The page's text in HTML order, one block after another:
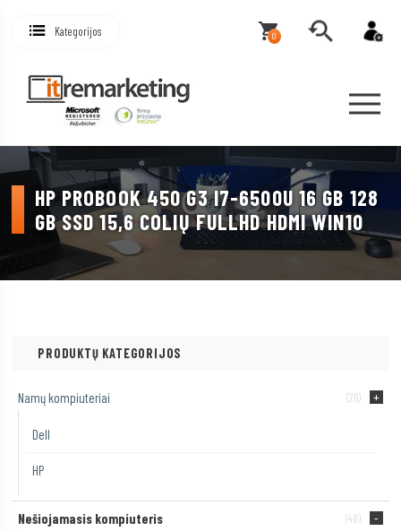
Kategorijos 0
HP PROBOOK 450 G3 I7-6500U 16 GB 128
GB SSD 15,6 COLIŲ FULLHD HDMI WIN10
PRODUKTŲ KATEGORIJOS
Namų kompiuteriai (26)
Dell
HP
Nešiojamasis kompiuteris (48)